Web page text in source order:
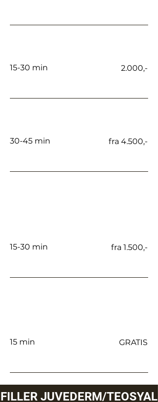
15-30 min
2.000,-
30-45 min
fra 4.500,-
15-30 min
fra 1.500,-
15 min
GRATIS
FILLER JUVEDERM/TEOSYAL